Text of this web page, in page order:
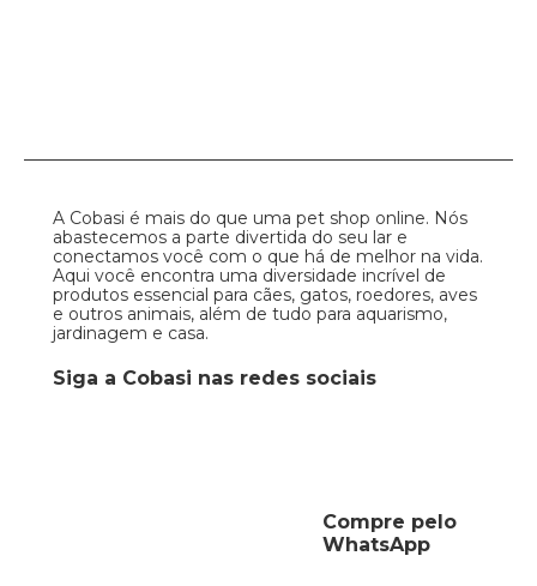
A Cobasi é mais do que uma pet shop online. Nós
abastecemos a parte divertida do seu lar e
conectamos você com o que há de melhor na vida.
Aqui você encontra uma diversidade incrível de
produtos essencial para cães, gatos, roedores, aves
e outros animais, além de tudo para aquarismo,
jardinagem e casa.
Siga a Cobasi nas redes sociais
Compre pelo
WhatsApp